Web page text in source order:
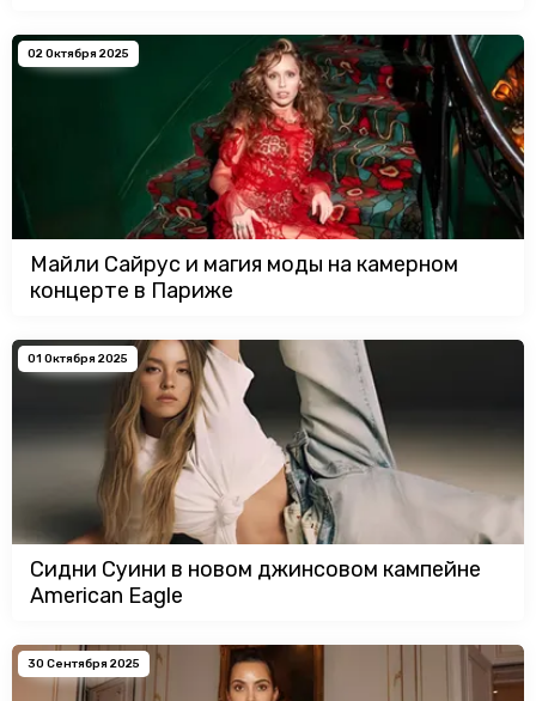
02 Октября 2025
Майли Сайрус и магия моды на камерном
концерте в Париже
01 Октября 2025
Сидни Суини в новом джинсовом кампейне
American Eagle
30 Сентября 2025